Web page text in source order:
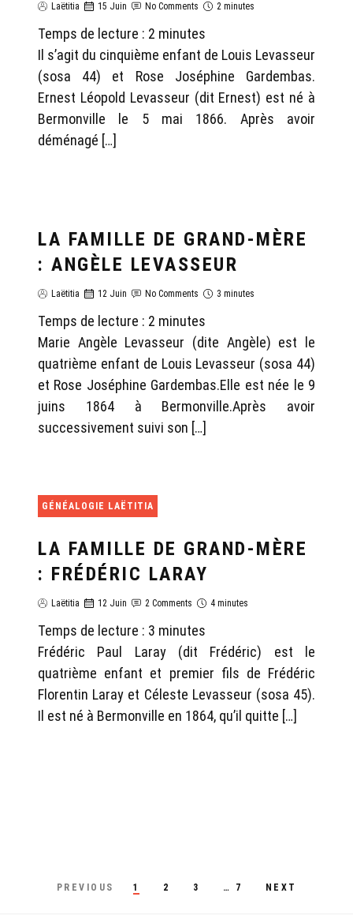
Laëtitia 15 Juin No Comments 2 minutes
Temps de lecture : 2 minutes
Il s’agit du cinquième enfant de Louis Levasseur
(sosa 44) et Rose Joséphine Gardembas.
Ernest Léopold Levasseur (dit Ernest) est né à
Bermonville le 5 mai 1866. Après avoir
déménagé […]
GÉNÉALOGIE LAËTITIA
LA FAMILLE DE GRAND-MÈRE
: ANGÈLE LEVASSEUR
Laëtitia 12 Juin No Comments 3 minutes
Temps de lecture : 2 minutes
Marie Angèle Levasseur (dite Angèle) est le
quatrième enfant de Louis Levasseur (sosa 44)
et Rose Joséphine Gardembas.Elle est née le 9
juins 1864 à Bermonville.Après avoir
successivement suivi son […]
GÉNÉALOGIE LAËTITIA
LA FAMILLE DE GRAND-MÈRE
: FRÉDÉRIC LARAY
Laëtitia 12 Juin 2 Comments 4 minutes
Temps de lecture : 3 minutes
Frédéric Paul Laray (dit Frédéric) est le
quatrième enfant et premier fils de Frédéric
Florentin Laray et Céleste Levasseur (sosa 45).
Il est né à Bermonville en 1864, qu’il quitte […]
PREVIOUS 1 2 3 … 7 NEXT